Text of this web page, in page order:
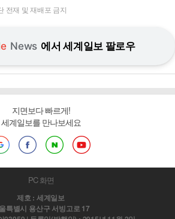
전재 및 재배포 금지
e News 에서 세계일보 팔로우
지면보다 빠르게!
세계일보를 만나보세요
PC 화면
제호 : 세계일보
특별시 용산구 서빙고로 17